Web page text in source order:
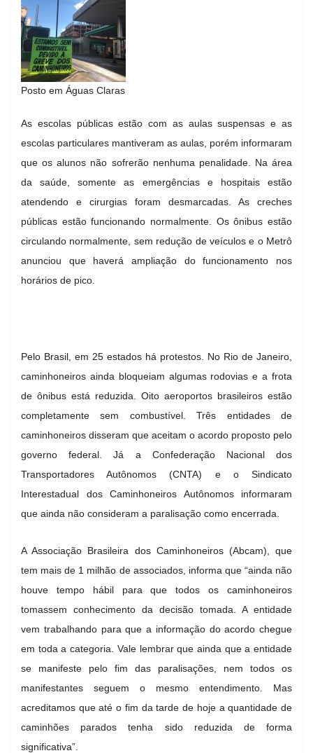
Posto em Águas Claras
As escolas públicas estão com as aulas suspensas e as
escolas particulares mantiveram as aulas, porém informaram
que os alunos não sofrerão nenhuma penalidade. Na área
da saúde, somente as emergências e hospitais estão
atendendo e cirurgias foram desmarcadas. As creches
públicas estão funcionando normalmente. Os ônibus estão
circulando normalmente, sem redução de veículos e o Metrô
anunciou que haverá ampliação do funcionamento nos
horários de pico.
Pelo Brasil, em 25 estados há protestos. No Rio de Janeiro,
caminhoneiros ainda bloqueiam algumas rodovias e a frota
de ônibus está reduzida. Oito aeroportos brasileiros estão
completamente sem combustível. Três entidades de
caminhoneiros disseram que aceitam o acordo proposto pelo
governo federal. Já a Confederação Nacional dos
Transportadores Autônomos (CNTA) e o Sindicato
Interestadual dos Caminhoneiros Autônomos informaram
que ainda não consideram a paralisação como encerrada.
A Associação Brasileira dos Caminhoneiros (Abcam), que
tem mais de 1 milhão de associados, informa que “ainda não
houve tempo hábil para que todos os caminhoneiros
tomassem conhecimento da decisão tomada. A entidade
vem trabalhando para que a informação do acordo chegue
em toda a categoria. Vale lembrar que ainda que a entidade
se manifeste pelo fim das paralisações, nem todos os
manifestantes seguem o mesmo entendimento. Mas
acreditamos que até o fim da tarde de hoje a quantidade de
caminhões parados tenha sido reduzida de forma
significativa”.